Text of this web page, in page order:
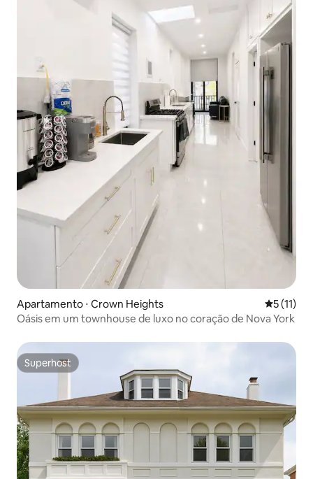
Apartamento ⋅ Crown Heights 5 de uma
5 (11)
Oásis em um townhouse de luxo no coração de Nova York
Superhost
Superhost